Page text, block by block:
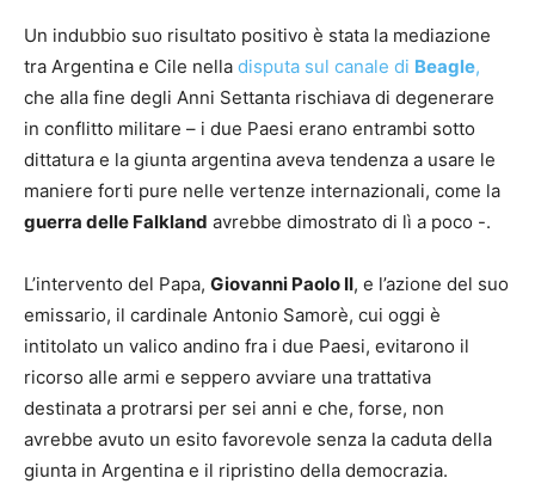
Un indubbio suo risultato positivo è stata la mediazione
tra Argentina e Cile nella disputa sul canale di Beagle,
che alla fine degli Anni Settanta rischiava di degenerare
in conflitto militare – i due Paesi erano entrambi sotto
dittatura e la giunta argentina aveva tendenza a usare le
maniere forti pure nelle vertenze internazionali, come la
guerra delle Falkland avrebbe dimostrato di lì a poco -.
L’intervento del Papa, Giovanni Paolo II, e l’azione del suo
emissario, il cardinale Antonio Samorè, cui oggi è
intitolato un valico andino fra i due Paesi, evitarono il
ricorso alle armi e seppero avviare una trattativa
destinata a protrarsi per sei anni e che, forse, non
avrebbe avuto un esito favorevole senza la caduta della
giunta in Argentina e il ripristino della democrazia.